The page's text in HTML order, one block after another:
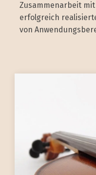
Zusammenarbeit
erfolgreich
von